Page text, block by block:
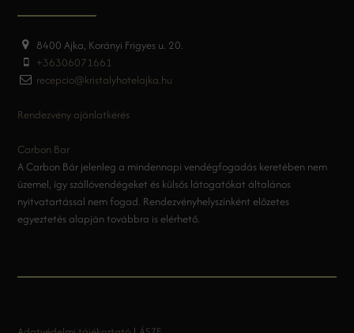
8400 Ajka, Korányi Frigyes u. 20.
+36306071661
recepcio@kristalyhotelajka.hu
Rendezvény ajánlatkérés
Carbon Bar
A Carbon Bár jelenleg a mindennapi vendégfogadás keretében nem
üzemel, így szállóvendégeket és külsős látogatókat általános
nyitvatartással nem fogad. Rendezvényhelyszínként előzetes
egyeztetés alapján továbbra is elérhető.